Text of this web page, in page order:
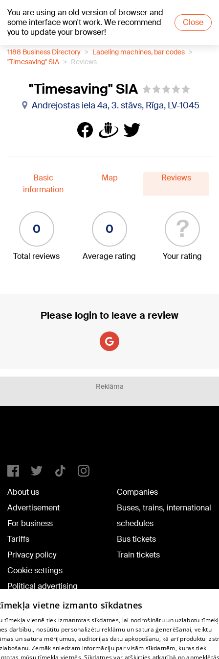
You are using an old version of browser and
some interface won't work. We recommend
you to update your browser!
Close
+15°C
1188 Business Directory
Labeling machines, bar codes
"Timesaving" SIA
Reviews
"Timesaving" SIA
Andrejostas iela 4a, 3. stāvs, Rīga, LV-1045
Basic
information
Map Reviews
0
Total reviews
0
Average rating
?
Your rating
Please login to leave a review
Reklāma
About us
Advertisement
For business
Tariffs
Privacy policy
Cookie settings
Political advertising
Cookie policy
Commenting terms
Companies
Buses, trains, international
schedules
Bus tickets
Train tickets
TV program
Contract rules
vietne izmanto sīkdatnes
tīmekļa vietnē tiek izmantotas sīkdatnes, lai nodrošinātu un uzlabotu
darbību., nosūtītu personalizētu reklāmu un satura ģenerēšanai, veiktu
un satura mērījumus, auditorijas datu apkopošanu, kā arī produktu
Zemāk sniedzam informāciju par visām sīkdatnēm, kuras tiek
mūsu tīmekļa vietnēs. Sīkdatnes var atšķirties atkarībā no